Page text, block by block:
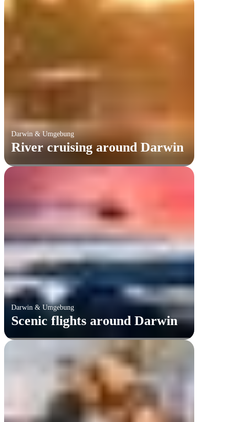
Darwin & Umgebung
River cruising around Darwin
Product_grouping
Fishing around Darwin
Darwin & Umgebung
Scenic flights around Darwin